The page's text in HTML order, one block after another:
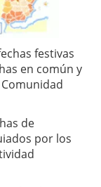
festivas
en común y
de
por los